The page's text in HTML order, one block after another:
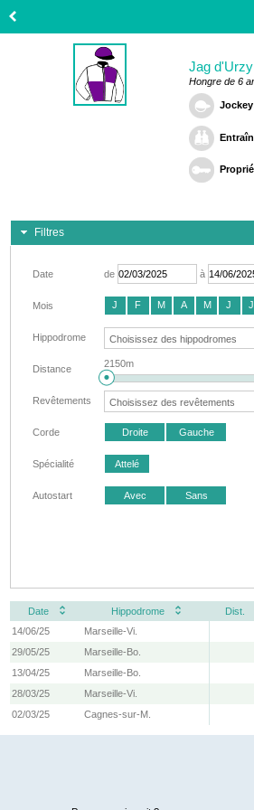
Jag
Hongre de 6
Filtres
Date de à
Mois J F M A M J J
Hippodrome
Distance 2150m
Revêtements
Corde Droite Gauche
Spécialité Attelé
Autostart Avec Sans
Date Hippodrome Dist.
14/06/25
Marseille-Vi.
29/05/25
Marseille-Bo.
13/04/25
Marseille-Bo.
28/03/25
Marseille-Vi.
02/03/25
Cagnes-sur-M.